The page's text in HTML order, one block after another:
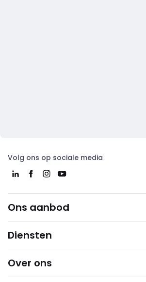
Volg ons op sociale media
Ons aanbod
Diensten
Over ons